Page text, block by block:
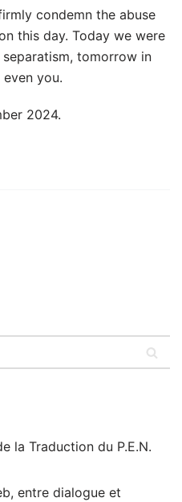
condemn the abuse
this day. Today we were
tomorrow in
you.
2024.
la Traduction du P.E.N.
entre dialogue et